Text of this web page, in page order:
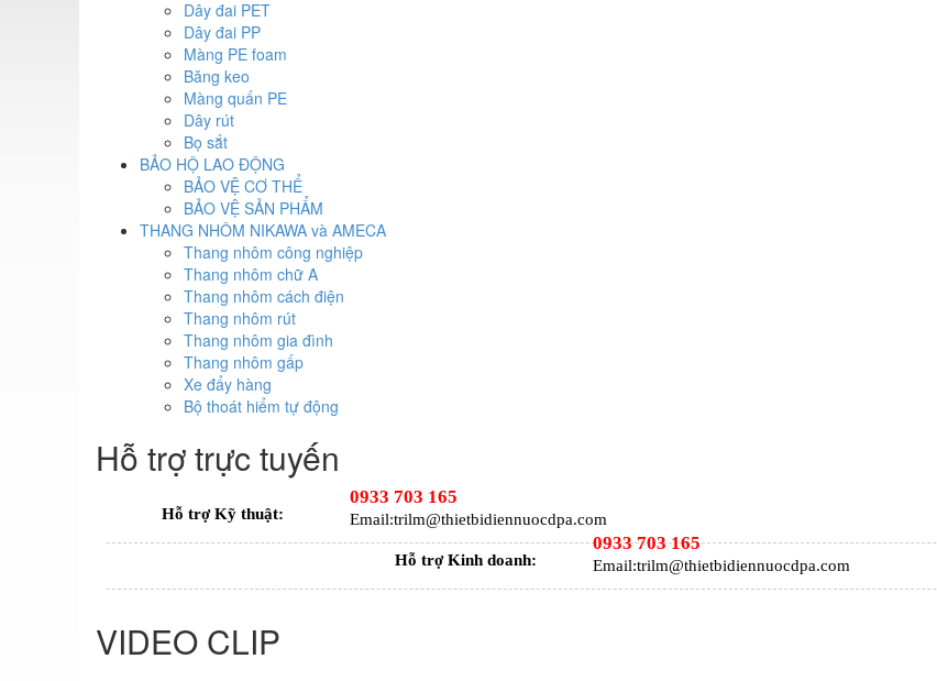
Dây đai PET
Dây đai PP
Màng PE foam
Băng keo
Màng quấn PE
Dây rút
Bọ sắt
BẢO HỘ LAO ĐỘNG
BẢO VỆ CƠ THỂ
BẢO VỆ SẢN PHẨM
THANG NHÔM NIKAWA và AMECA
Thang nhôm công nghiệp
Thang nhôm chữ A
Thang nhôm cách điện
Thang nhôm rút
Thang nhôm gia đình
Thang nhôm gấp
Xe đẩy hàng
Bộ thoát hiểm tự động
Hỗ trợ trực tuyến
Hỗ trợ Kỹ thuật:
0933 703 165
Email:trilm@thietbidiennuocdpa.com
Hỗ trợ Kinh doanh:
0933 703 165
Email:trilm@thietbidiennuocdpa.com
VIDEO CLIP